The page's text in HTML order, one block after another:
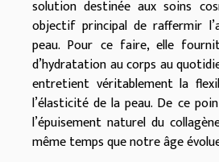
solution destinée aux soins
objectif principal de raffermir
peau. Pour ce faire, elle
d’hydratation au corps au
entretient véritablement la
l’élasticité de la peau. De ce
l’épuisement naturel du
même temps que notre âge